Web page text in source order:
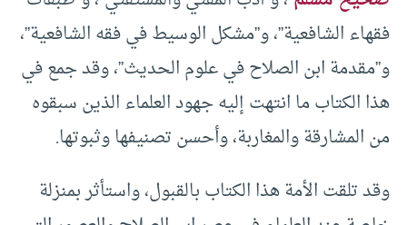
فقهاء الشافعية”، و”مشكل الوسيط في فقه الشافعية”،
و”مقدمة ابن الصلاح في علوم الحديث”، وقد جمع في
هذا الكتاب ما انتهت إليه جهود العلماء الذين سبقوه
من المشارقة والمغاربة، وأحسن تصنيفها وثبوتها.
وقد تلقت الأمة هذا الكتاب بالقبول، واستأثر بمنزلة